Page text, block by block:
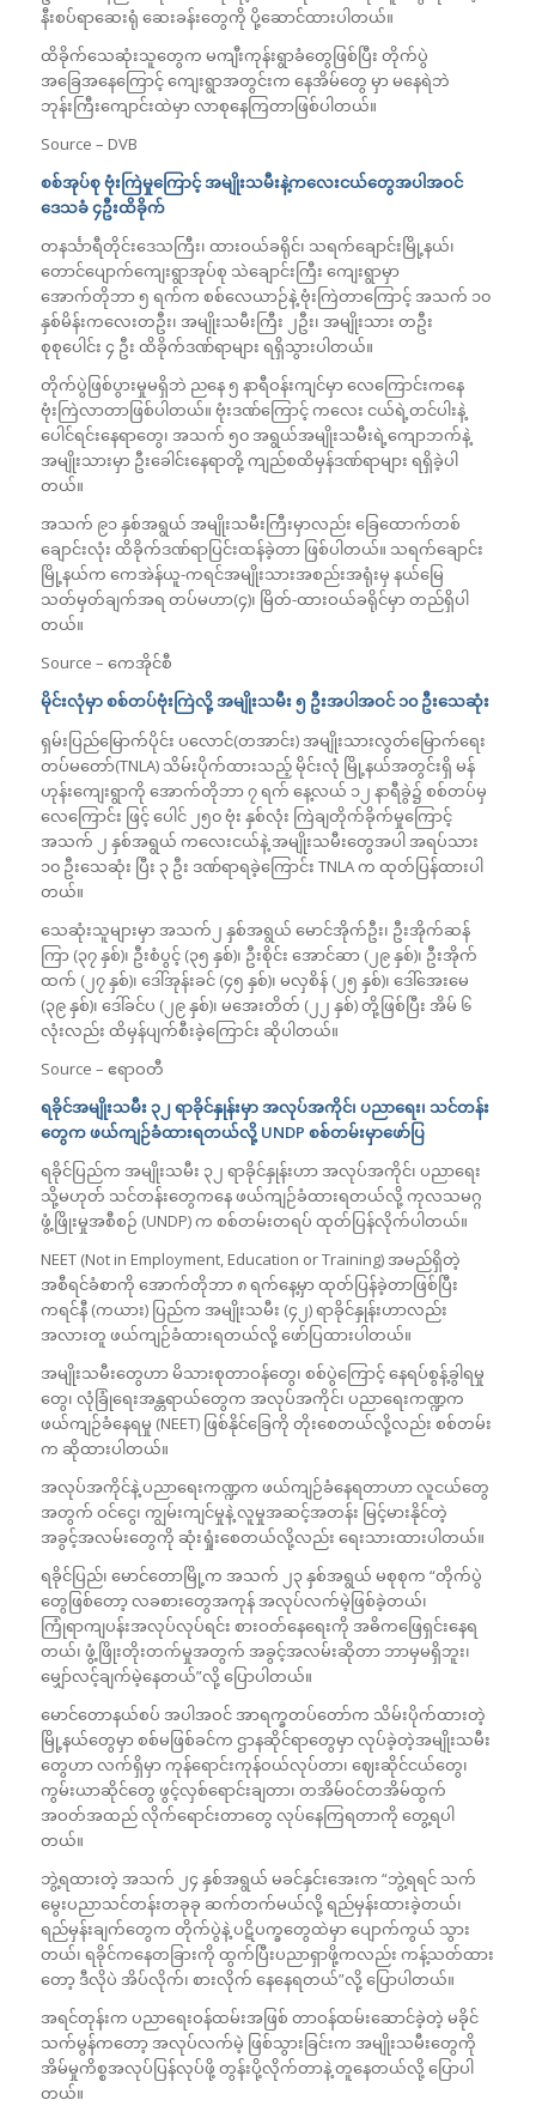
နီးစပ်ရာဆေးရုံ ဆေးခန်းတွေကို ပို့ဆောင်ထားပါတယ်။
ထိခိုက်သေဆုံးသူတွေက မကျီးကုန်းရွာခံတွေဖြစ်ပြီး တိုက်ပွဲ
အခြေအနေကြောင့် ကျေးရွာအတွင်းက နေအိမ်တွေ မှာ မနေရဲဘဲ
ဘုန်းကြီးကျောင်းထဲမှာ လာစုနေကြတာဖြစ်ပါတယ်။
Source – DVB
စစ်အုပ်စု ဗုံးကြဲမှုကြောင့် အမျိုးသမီးနဲ့ကလေးငယ်တွေအပါအဝင်
ဒေသခံ ၄ဦးထိခိုက်
တနင်္သာရီတိုင်းဒေသကြီး၊ ထားဝယ်ခရိုင်၊ သရက်ချောင်းမြို့နယ်၊
တောင်ပျောက်ကျေးရွာအုပ်စု သဲချောင်းကြီး ကျေးရွာမှာ
အောက်တိုဘာ ၅ ရက်က စစ်လေယာဉ်နဲ့ ဗုံးကြဲတာကြောင့် အသက် ၁၀
နှစ်မိန်းကလေးတဦး၊ အမျိုးသမီးကြီး ၂ဦး၊ အမျိုးသား တဦး
စုစုပေါင်း ၄ ဦး ထိခိုက်ဒဏ်ရာများ ရရှိသွားပါတယ်။
တိုက်ပွဲဖြစ်ပွားမှုမရှိဘဲ ညနေ ၅ နာရီဝန်းကျင်မှာ လေကြောင်းကနေ
ဗုံးကြဲလာတာဖြစ်ပါတယ်။ ဗုံးဒဏ်ကြောင့် ကလေး ငယ်ရဲ့တင်ပါးနဲ့
ပေါင်ရင်းနေရာတွေ၊ အသက် ၅၀ အရွယ်အမျိုးသမီးရဲ့ကျောဘက်နဲ့
အမျိုးသားမှာ ဦးခေါင်းနေရာတို့ ကျည်စထိမှန်ဒဏ်ရာများ ရရှိခဲ့ပါ
တယ်။
အသက် ၉၁ နှစ်အရွယ် အမျိုးသမီးကြီးမှာလည်း ခြေထောက်တစ်
ချောင်းလုံး ထိခိုက်ဒဏ်ရာပြင်းထန်ခဲ့တာ ဖြစ်ပါတယ်။ သရက်ချောင်း
မြို့နယ်က ကေအဲန်ယူ-ကရင်အမျိုးသားအစည်းအရုံးမှ နယ်မြေ
သတ်မှတ်ချက်အရ တပ်မဟာ(၄)၊ မြိတ်-ထားဝယ်ခရိုင်မှာ တည်ရှိပါ
တယ်။
Source – ကေအိုင်စီ
မိုင်းလုံမှာ စစ်တပ်ဗုံးကြဲလို့ အမျိုးသမီး ၅ ဦးအပါအဝင် ၁၀ ဦးသေဆုံး
ရှမ်းပြည်မြောက်ပိုင်း ပလောင်(တအာင်း) အမျိုးသားလွတ်မြောက်ရေး
တပ်မတော်(TNLA) သိမ်းပိုက်ထားသည့် မိုင်းလုံ မြို့နယ်အတွင်းရှိ မန်
ဟုန်းကျေးရွာကို အောက်တိုဘာ ၇ ရက် နေ့လယ် ၁၂ နာရီခွဲ၌ စစ်တပ်မှ
လေကြောင်း ဖြင့် ပေါင် ၂၅၀ ဗုံး နှစ်လုံး ကြဲချတိုက်ခိုက်မှုကြောင့်
အသက် ၂ နှစ်အရွယ် ကလေးငယ်နဲ့ အမျိုးသမီးတွေအပါ အရပ်သား
၁၀ ဦးသေဆုံး ပြီး ၃ ဦး ဒဏ်ရာရခဲ့ကြောင်း TNLA က ထုတ်ပြန်ထားပါ
တယ်။
သေဆုံးသူများမှာ အသက်၂ နှစ်အရွယ် မောင်အိုက်ဦး၊ ဦးအိုက်ဆန်
ကြာ (၃၇ နှစ်)၊ ဦးစံပွင့် (၃၅ နှစ်)၊ ဦးစိုင်း အောင်ဆာ (၂၉ နှစ်)၊ ဦးအိုက်
ထက် (၂၇ နှစ်)၊ ဒေါ်အုန်းခင် (၄၅ နှစ်)၊ မလှစိန် (၂၅ နှစ်)၊ ဒေါ်အေးမေ
(၃၉ နှစ်)၊ ဒေါ်ခင်ပ (၂၉ နှစ်)၊ မအေးတိတ် (၂၂ နှစ်) တို့ဖြစ်ပြီး အိမ် ၆
လုံးလည်း ထိမှန်ပျက်စီးခဲ့ကြောင်း ဆိုပါတယ်။
Source – ဧရာဝတီ
ရခိုင်အမျိုးသမီး ၃၂ ရာခိုင်နှုန်းမှာ အလုပ်အကိုင်၊ ပညာရေး၊ သင်တန်း
တွေက ဖယ်ကျဉ်ခံထားရတယ်လို့ UNDP စစ်တမ်းမှာဖော်ပြ
ရခိုင်ပြည်က အမျိုးသမီး ၃၂ ရာခိုင်နှုန်းဟာ အလုပ်အကိုင်၊ ပညာရေး
သို့မဟုတ် သင်တန်းတွေကနေ ဖယ်ကျဉ်ခံထားရတယ်လို့ ကုလသမဂ္ဂ
ဖွံ့ဖြိုးမှုအစီစဉ် (UNDP) က စစ်တမ်းတရပ် ထုတ်ပြန်လိုက်ပါတယ်။
NEET (Not in Employment, Education or Training) အမည်ရှိတဲ့
အစီရင်ခံစာကို အောက်တိုဘာ ၈ ရက်နေ့မှာ ထုတ်ပြန်ခဲ့တာဖြစ်ပြီး
ကရင်နီ (ကယား) ပြည်က အမျိုးသမီး (၄၂) ရာခိုင်နှုန်းဟာလည်း
အလားတူ ဖယ်ကျဉ်ခံထားရတယ်လို့ ဖော်ပြထားပါတယ်။
အမျိုးသမီးတွေဟာ မိသားစုတာဝန်တွေ၊ စစ်ပွဲကြောင့် နေရပ်စွန့်ခွါရမှု
တွေ၊ လုံခြုံရေးအန္တရာယ်တွေက အလုပ်အကိုင်၊ ပညာရေးကဏ္ဍက
ဖယ်ကျဉ်ခံနေရမှု (NEET) ဖြစ်နိုင်ခြေကို တိုးစေတယ်လို့လည်း စစ်တမ်း
က ဆိုထားပါတယ်။
အလုပ်အကိုင်နဲ့ ပညာရေးကဏ္ဍက ဖယ်ကျဉ်ခံနေရတာဟာ လူငယ်တွေ
အတွက် ဝင်ငွေ၊ ကျွမ်းကျင်မှုနဲ့ လူမှုအဆင့်အတန်း မြင့်မားနိုင်တဲ့
အခွင့်အလမ်းတွေကို ဆုံးရှုံးစေတယ်လို့လည်း ရေးသားထားပါတယ်။
ရခိုင်ပြည်၊ မောင်တောမြို့က အသက် ၂၃ နှစ်အရွယ် မစုစုက “တိုက်ပွဲ
တွေဖြစ်တော့ လခစားတွေအကုန် အလုပ်လက်မဲ့ဖြစ်ခဲ့တယ်၊
ကြုံရာကျပန်းအလုပ်လုပ်ရင်း စားဝတ်နေရေးကို အဓိကဖြေရှင်းနေရ
တယ်၊ ဖွံ့ဖြိုးတိုးတက်မှုအတွက် အခွင့်အလမ်းဆိုတာ ဘာမှမရှိဘူး၊
မျှော်လင့်ချက်မဲ့နေတယ်”လို့ ပြောပါတယ်။
မောင်တောနယ်စပ် အပါအဝင် အာရက္ခတပ်တော်က သိမ်းပိုက်ထားတဲ့
မြို့နယ်တွေမှာ စစ်မဖြစ်ခင်က ဌာနဆိုင်ရာတွေမှာ လုပ်ခဲ့တဲ့အမျိုးသမီး
တွေဟာ လက်ရှိမှာ ကုန်ရောင်းကုန်ဝယ်လုပ်တာ၊ ဈေးဆိုင်ငယ်တွေ၊
ကွမ်းယာဆိုင်တွေ ဖွင့်လှစ်ရောင်းချတာ၊ တအိမ်ဝင်တအိမ်ထွက်
အဝတ်အထည် လိုက်ရောင်းတာတွေ လုပ်နေကြရတာကို တွေ့ရပါ
တယ်။
ဘွဲ့ရထားတဲ့ အသက် ၂၄ နှစ်အရွယ် မခင်နှင်းအေးက “ဘွဲ့ရရင် သက်
မွေးပညာသင်တန်းတခုခု ဆက်တက်မယ်လို့ ရည်မှန်းထားခဲ့တယ်၊
ရည်မှန်းချက်တွေက တိုက်ပွဲနဲ့ ပဋိပက္ခတွေထဲမှာ ပျောက်ကွယ် သွား
တယ်၊ ရခိုင်ကနေတခြားကို ထွက်ပြီးပညာရှာဖို့ကလည်း ကန့်သတ်ထား
တော့ ဒီလိုပဲ အိပ်လိုက်၊ စားလိုက် နေနေရတယ်”လို့ ပြောပါတယ်။
အရင်တုန်းက ပညာရေးဝန်ထမ်းအဖြစ် တာဝန်ထမ်းဆောင်ခဲ့တဲ့ မခိုင်
သက်မွန်ကတော့ အလုပ်လက်မဲ့ ဖြစ်သွားခြင်းက အမျိုးသမီး‌တွေကို
အိမ်မှုကိစ္စအလုပ်ပြန်လုပ်ဖို့ တွန်းပို့လိုက်တာနဲ့ တူနေတယ်လို့ ပြောပါ
တယ်။